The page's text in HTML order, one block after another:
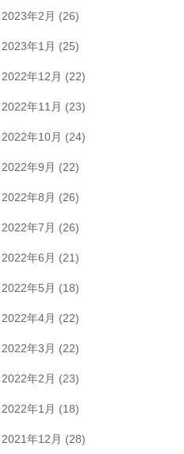
2023年2月 (26)
2023年1月 (25)
2022年12月 (22)
2022年11月 (23)
2022年10月 (24)
2022年9月 (22)
2022年8月 (26)
2022年7月 (26)
2022年6月 (21)
2022年5月 (18)
2022年4月 (22)
2022年3月 (22)
2022年2月 (23)
2022年1月 (18)
2021年12月 (28)